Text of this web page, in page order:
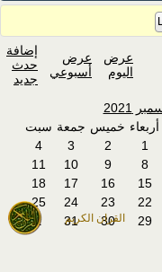
القران الكريم
عرض
اليوم
عرض
أسبوعي
إضافة
حدث
جديد
2021
أربعاء خميس جمعة سبت
1
2
3
4
8
9
10
11
15
16
17
18
22
23
24
25
29
30
31
1